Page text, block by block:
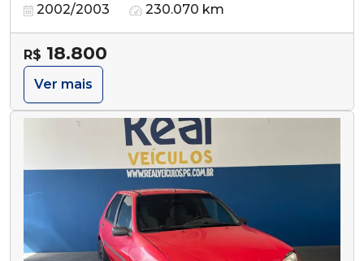
2002/2003 230.070 km
R$ 18.800
Ver mais